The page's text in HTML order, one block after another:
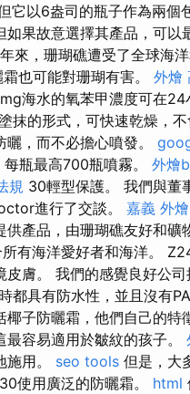
它以6盎司的瓶子作為兩個
果故意選擇其產品，可以
來，珊瑚礁遭受了全球海洋
也可能對珊瑚有害。 外燴
mg海水的氧苯甲濃度可在24
抹的形式，可快速乾燥，
，而不必擔心噴發。
瓶最高700瓶噴霧。 外燴
規 30輕型保護。 我們與董
進行了交談。 嘉義 外燴
產品，由珊瑚礁友好和礦
有海洋愛好者和海洋。
膚。 我們的感覺良好公司
都具有防水性，並且沒有
子防曬霜，他們自己的特
容易適用於皺紋的孩子。
用。 seo tools 但是，大
30使用廣泛的防曬霜。 html